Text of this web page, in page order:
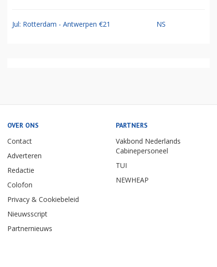
Jul: Rotterdam - Antwerpen €21 NS
OVER ONS
Contact
Adverteren
Redactie
Colofon
Privacy & Cookiebeleid
Nieuwsscript
Partnernieuws
PARTNERS
Vakbond Nederlands
Cabinepersoneel
TUI
NEWHEAP